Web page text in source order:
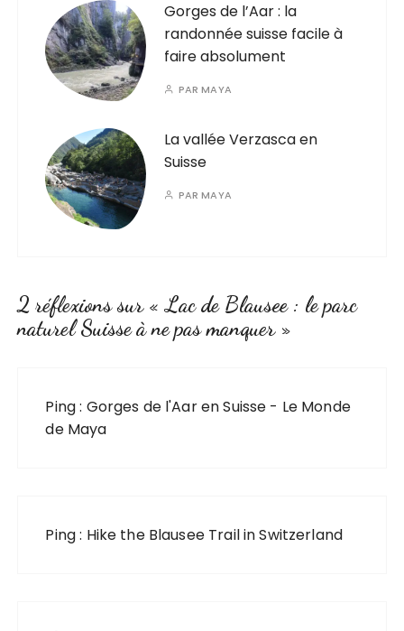
Gorges de l’Aar : la
randonnée suisse facile à
faire absolument
PARMAYA
La vallée Verzasca en
Suisse
PARMAYA
2 réflexions sur «Lac de Blausee : le parc
naturel Suisse à ne pas manquer»
Ping : Gorges de l'Aar en Suisse - Le Monde
de Maya
Ping : Hike the Blausee Trail in Switzerland